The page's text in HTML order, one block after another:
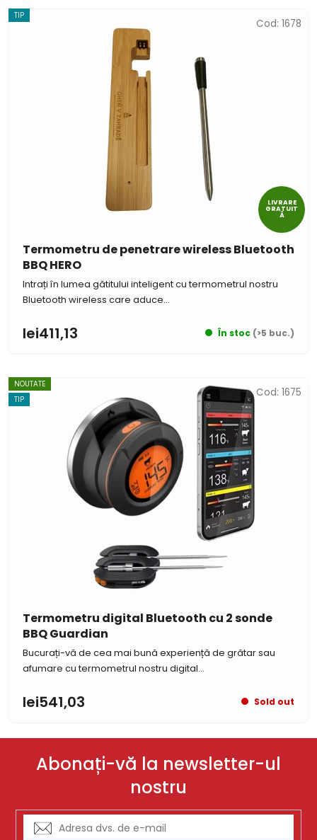
TIP
LIVRARE
GRATUIT
Ă
Termometru de penetrare wireless Bluetooth
BBQ HERO
În stoc (>5 buc.)
lei411,13
Intrați în lumea gătitului inteligent cu termometrul nostru
Bluetooth wireless care aduce...
Cod: 1678
NOUTATE
TIP
Termometru digital Bluetooth cu 2 sonde
BBQ Guardian
Sold out
lei541,03
Bucurați-vă de cea mai bună experiență de grătar sau
afumare cu termometrul nostru digital...
Cod: 1675
Abonați-vă la newsletter-ul
nostru